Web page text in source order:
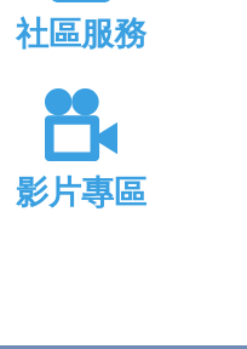
社區服務
影片專區